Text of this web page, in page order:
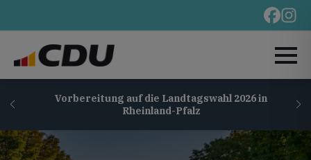
Vorbereitung auf die Landtagswahl 2026 in
Rheinland-Pfalz